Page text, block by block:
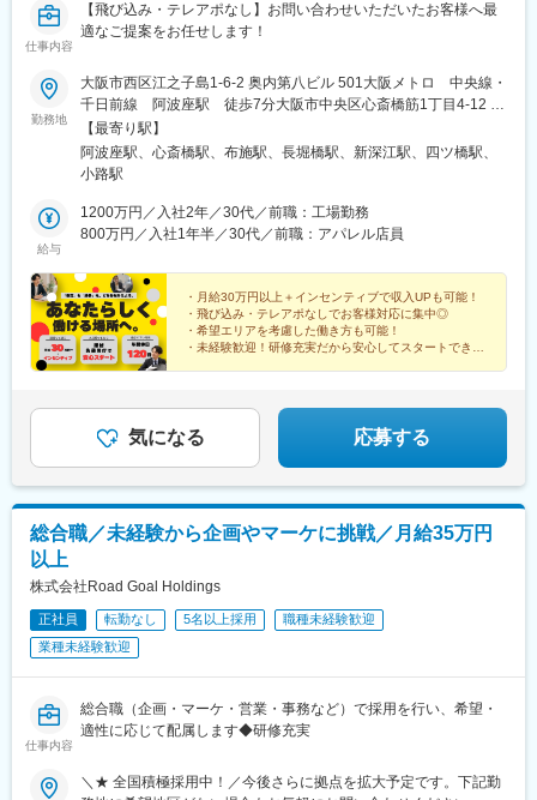
仕事内容
【飛び込み・テレアポなし】お問い合わせいただいたお客様へ最
適なご提案をお任せします！
勤務地
大阪市西区江之子島1-6-2 奥内第八ビル 501大阪メトロ 中央線・
千日前線 阿波座駅 徒歩7分大阪市中央区心斎橋筋1丁目4-12 心
斎橋日光ビル1F2号大阪メトロ 御堂筋線・四ツ橋線・長堀鶴見
緑地線 心斎橋駅 徒歩3分大阪メトロ 堺筋線・長堀鶴見緑地線
長堀橋駅 徒歩7分大阪府東大阪市長堂1丁目11-1近鉄奈良線・近鉄
【最寄り駅】
阿波座駅、心斎橋駅、布施駅、長堀橋駅、新深江駅、四ツ橋駅、
小路駅
給与
1200万円／入社2年／30代／前職：工場勤務
800万円／入社1年半／30代／前職：アパレル店員
・月給30万円以上＋インセンティブで収入UPも可能！
・飛び込み・テレアポなしでお客様対応に集中◎
・希望エリアを考慮した働き方も可能！
・未経験歓迎！研修充実だから安心してスタートできま
気になる 応募する
総合職／未経験から企画やマーケに挑戦／月給35万円
以上
株式会社Road Goal Holdings
正社員 転勤なし 5名以上採用
職種未経験歓迎
業種未経験歓迎
仕事内容
総合職（企画・マーケ・営業・事務など）で採用を行い、希望・
適性に応じて配属します◆研修充実
＼★ 全国積極採用中！／今後さらに拠点を拡大予定です。下記勤